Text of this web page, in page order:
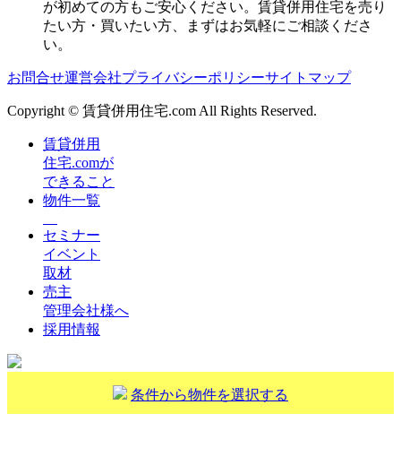
が初めての方もご安心ください。賃貸併用住宅を売り
たい方・買いたい方、まずはお気軽にご相談くださ
い。
お問合せ運営会社プライバシーポリシーサイトマップ
Copyright © 賃貸併用住宅.com All Rights Reserved.
賃貸併用
住宅.comが
できること
物件一覧
セミナー
イベント
取材
売主
管理会社様へ
採用情報
条件から物件を選択する